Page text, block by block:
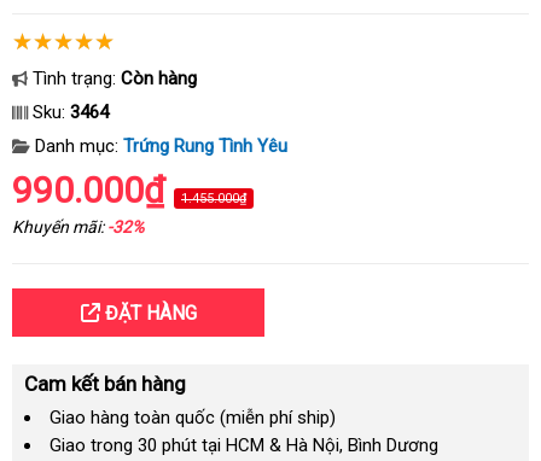
Tình trạng: Còn hàng
Sku: 3464
Danh mục: Trứng Rung Tình Yêu
990.000₫ 1.455.000₫
Khuyến mãi:-32%
ĐẶT HÀNG
Cam kết bán hàng
Giao hàng toàn quốc (miễn phí ship)
Giao trong 30 phút tại HCM & Hà Nội, Bình Dương